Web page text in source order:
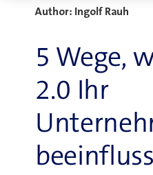
Author: Ingolf Rauh
5 Wege,
2.0 Ihr